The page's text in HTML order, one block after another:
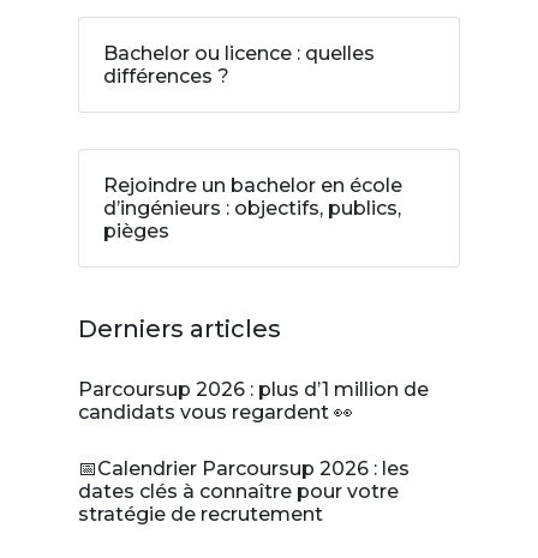
Bachelor ou licence : quelles
différences ?
Rejoindre un bachelor en école
d’ingénieurs : objectifs, publics,
pièges
Derniers articles
Parcoursup 2026 : plus d’1 million de
candidats vous regardent 👀
📅Calendrier Parcoursup 2026 : les
dates clés à connaître pour votre
stratégie de recrutement